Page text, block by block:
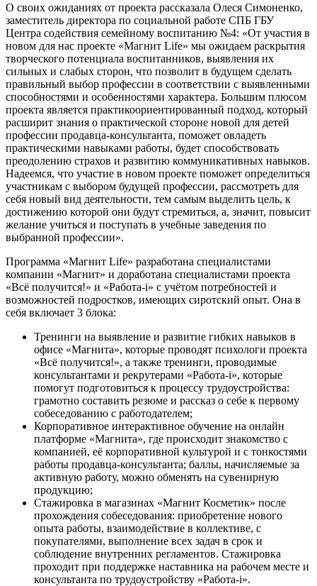
О своих ожиданиях от проекта рассказала Олеся Симоненко,
заместитель директора по социальной работе СПБ ГБУ
Центра содействия семейному воспитанию №4: «От участия в
новом для нас проекте «Магнит Life» мы ожидаем раскрытия
творческого потенциала воспитанников, выявления их
сильных и слабых сторон, что позволит в будущем сделать
правильный выбор профессии в соответствии с выявленными
способностями и особенностями характера. Большим плюсом
проекта является практикоориентированный подход, который
расширит знания о практической стороне новой для детей
профессии продавца-консультанта, поможет овладеть
практическими навыками работы, будет способствовать
преодолению страхов и развитию коммуникативных навыков.
Надеемся, что участие в новом проекте поможет определиться
участникам с выбором будущей профессии, рассмотреть для
себя новый вид деятельности, тем самым выделить цель, к
достижению которой они будут стремиться, а, значит, повысит
желание учиться и поступать в учебные заведения по
выбранной профессии».
Программа «Магнит Life» разработана специалистами
компании «Магнит» и доработана специалистами проекта
«Всё получится!» и «Работа-i» с учётом потребностей и
возможностей подростков, имеющих сиротский опыт. Она в
себя включает 3 блока:
Тренинги на выявление и развитие гибких навыков в
офисе «Магнита», которые проводят психологи проекта
«Всё получится!», а также тренинги, проводимые
консультантами и рекрутерами «Работа-i», которые
помогут подготовиться к процессу трудоустройства:
грамотно составить резюме и рассказ о себе к первому
собеседованию с работодателем;
Корпоративное интерактивное обучение на онлайн
платформе «Магнита», где происходит знакомство с
компанией, её корпоративной культурой и с тонкостями
работы продавца-консультанта; баллы, начисляемые за
активную работу, можно обменять на сувенирную
продукцию;
Стажировка в магазинах «Магнит Косметик» после
прохождения собеседования: приобретение нового
опыта работы, взаимодействие в коллективе, с
покупателями, выполнение всех задач в срок и
соблюдение внутренних регламентов. Стажировка
проходит при поддержке наставника на рабочем месте и
консультанта по трудоустройству «Работа-i».